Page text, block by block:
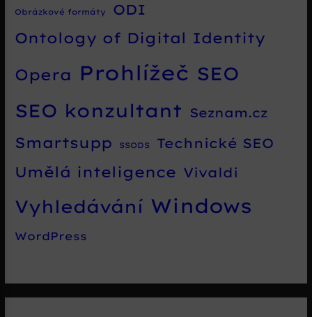
Obrázkové formáty ODI
Ontology of Digital Identity
Opera Prohlížeč SEO
SEO konzultant Seznam.cz
Smartsupp SSODS Technické SEO
Umělá inteligence Vivaldi
Vyhledávání Windows
WordPress